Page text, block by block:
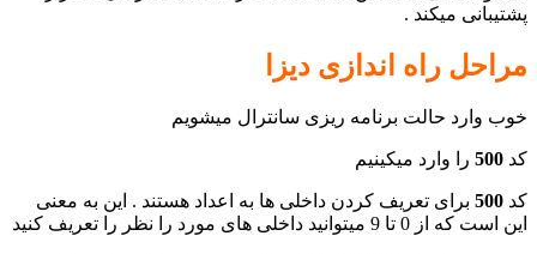
پشتیبانی میکند .
مراحل راه اندازی دیزا
خوب وارد حالت برنامه ریزی سانترال میشویم
کد 500 را وارد میکینیم
کد 500 برای تعریف کردن داخلی ها به اعداد هستند . این به معنی
این است که از 0 تا 9 میتوانید داخلی های مورد را نظر را تعریف کنید